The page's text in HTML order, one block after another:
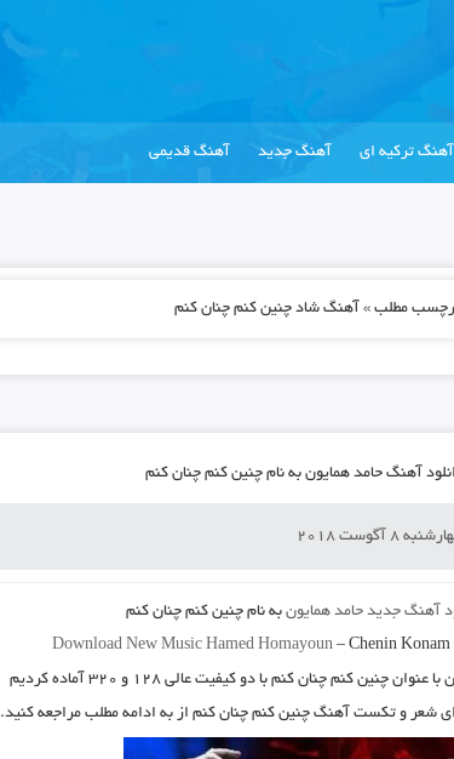
آهنگ ترکیه ای آهنگ جدید آهنگ قدیمی
مطلب » آهنگ شاد چنین کنم چنان کنم
آهنگ حامد همایون به نام چنین کنم چنان کنم
8 آگوست 2018
آهنگ جدید حامد همایونبه نام چنین کنم چنان کنم
Download New Music Hamed Homayoun– Chenin Konam
با عنوان چنین کنم چنان کنمبا دو کیفیت عالی ۱۲۸ و ۳۲۰ آماده کردیم
شعر و تکست آهنگ چنین کنم چنان کنم از به ادامه مطلب مراجعه کنید.